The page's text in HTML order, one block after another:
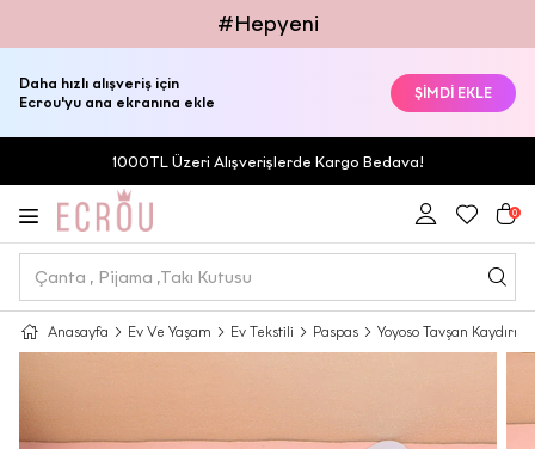
#Hepyeni
Daha hızlı alışveriş için
Ecrou'yu ana ekranına ekle
ŞİMDİ EKLE
1000TL Üzeri Alışverişlerde Kargo Bedava!
0
Anasayfa Ev Ve Yaşam Ev Tekstili Paspas Yoyoso Tavşan